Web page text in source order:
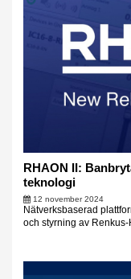
RHAON II:
teknologi
12 november 2024
Nätverksbaserad
och styrning av